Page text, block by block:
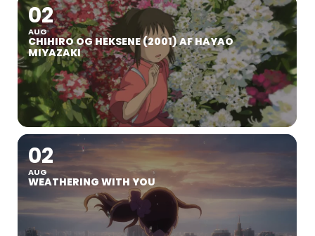
02
AUG
CHIHIRO OG HEKSENE (2001) AF HAYAO
MIYAZAKI
02
AUG
WEATHERING WITH YOU